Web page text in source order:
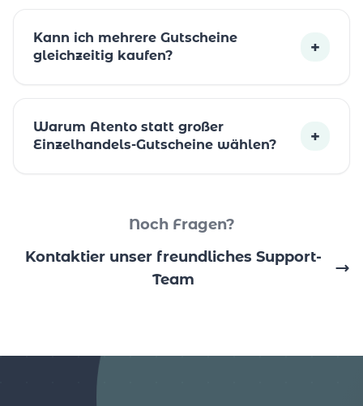
Kann ich mehrere Gutscheine
gleichzeitig kaufen?
+
Warum Atento statt großer
Einzelhandels-Gutscheine wählen?
+
Noch Fragen?
Kontaktier unser freundliches Support-
Team